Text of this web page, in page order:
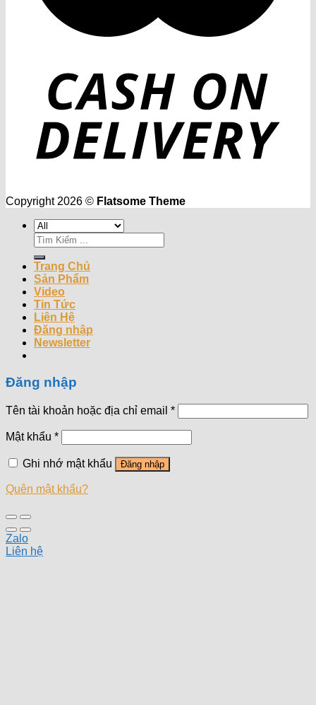
Copyright 2026 © Flatsome Theme
Tìm
kiếm:
Trang Chủ
Sản Phẩm
Video
Tin Tức
Liên Hệ
Đăng nhập
Newsletter
Đăng nhập
Tên tài khoản hoặc địa chỉ email *
Mật khẩu *
Ghi nhớ mật khẩu Đăng nhập
Quên mật khẩu?
Zalo
Liên hệ